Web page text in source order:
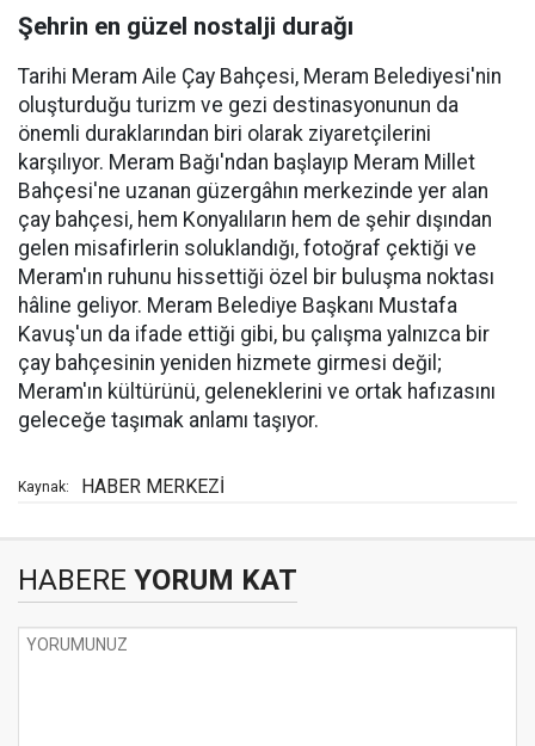
Şehrin en güzel nostalji durağı
Tarihi Meram Aile Çay Bahçesi, Meram Belediyesi'nin
oluşturduğu turizm ve gezi destinasyonunun da
önemli duraklarından biri olarak ziyaretçilerini
karşılıyor. Meram Bağı'ndan başlayıp Meram Millet
Bahçesi'ne uzanan güzergâhın merkezinde yer alan
çay bahçesi, hem Konyalıların hem de şehir dışından
gelen misafirlerin soluklandığı, fotoğraf çektiği ve
Meram'ın ruhunu hissettiği özel bir buluşma noktası
hâline geliyor. Meram Belediye Başkanı Mustafa
Kavuş'un da ifade ettiği gibi, bu çalışma yalnızca bir
çay bahçesinin yeniden hizmete girmesi değil;
Meram'ın kültürünü, geleneklerini ve ortak hafızasını
geleceğe taşımak anlamı taşıyor.
Kaynak: HABER MERKEZİ
HABERE YORUM KAT